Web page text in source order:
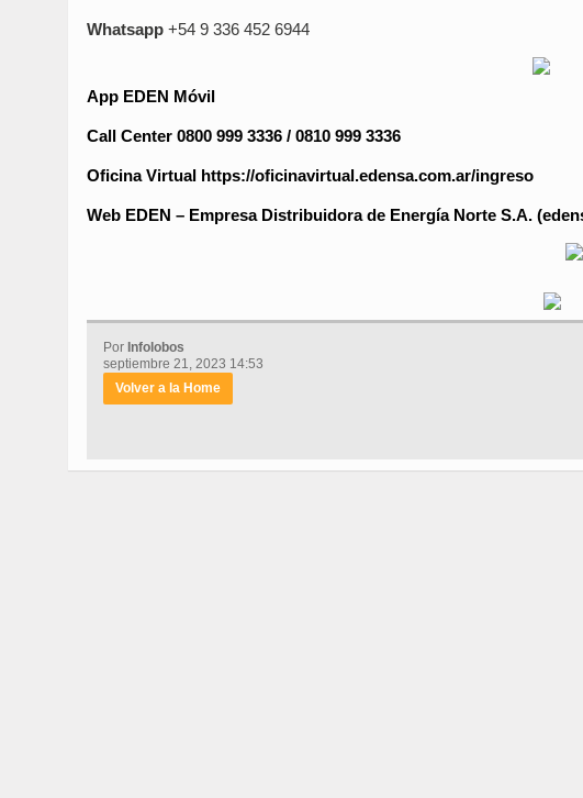
Whatsapp +54 9 336 452 6944
App EDEN Móvil
Call Center 0800 999 3336 / 0810 999 3336
Oficina Virtual https://oficinavirtual.edensa.com.ar/ingreso
Web EDEN – Empresa Distribuidora de Energía Norte S.A.
Por Infolobos
septiembre 21, 2023 14:53
Volver a la Home